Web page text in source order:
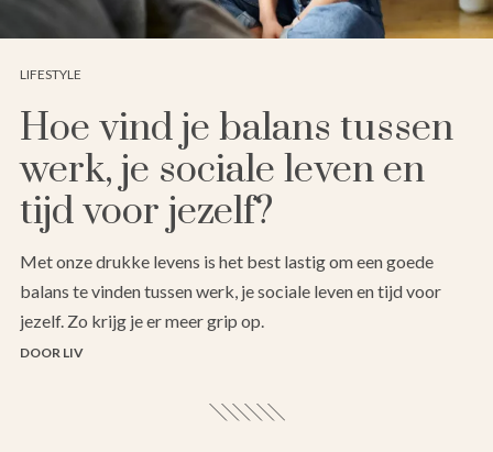
LIFESTYLE
Hoe vind je balans tussen
werk, je sociale leven en
tijd voor jezelf?
Met onze drukke levens is het best lastig om een goede
balans te vinden tussen werk, je sociale leven en tijd voor
jezelf. Zo krijg je er meer grip op.
DOOR LIV